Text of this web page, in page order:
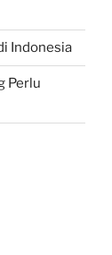
Indonesia
Perlu